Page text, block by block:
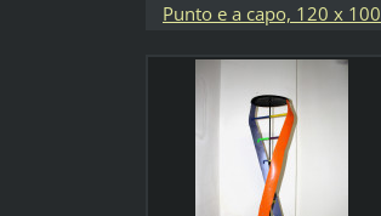
Punto e a capo, 120 x 100
plastica riciclati. Quando si
chiude un capitolo della tua
vita, se ne apre subito un
altro